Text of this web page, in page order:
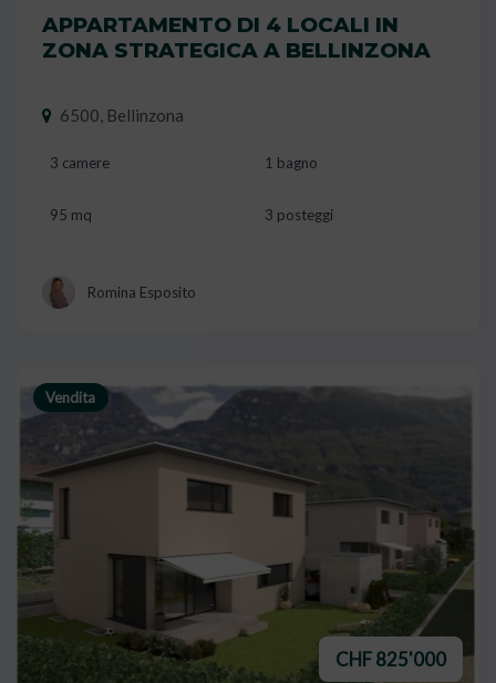
APPARTAMENTO DI 4 LOCALI IN
ZONA STRATEGICA A BELLINZONA
6500, Bellinzona
3 camere 1 bagno
95 mq 3 posteggi
Romina Esposito
Vendita
CHF 825'000